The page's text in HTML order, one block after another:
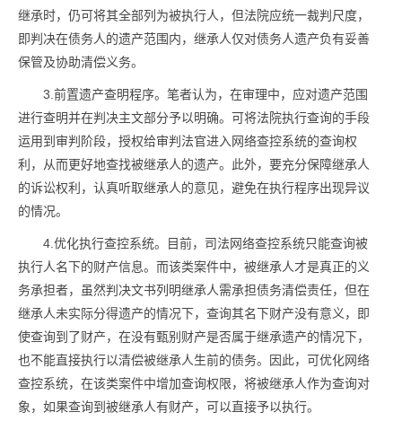
继承时，仍可将其全部列为被执行人，但法院应统一裁判尺度，
即判决在债务人的遗产范围内，继承人仅对债务人遗产负有妥善
保管及协助清偿义务。
3.前置遗产查明程序。笔者认为，在审理中，应对遗产范围
进行查明并在判决主文部分予以明确。可将法院执行查询的手段
运用到审判阶段，授权给审判法官进入网络查控系统的查询权
利，从而更好地查找被继承人的遗产。此外，要充分保障继承人
的诉讼权利，认真听取继承人的意见，避免在执行程序出现异议
的情况。
4.优化执行查控系统。目前，司法网络查控系统只能查询被
执行人名下的财产信息。而该类案件中，被继承人才是真正的义
务承担者，虽然判决文书列明继承人需承担债务清偿责任，但在
继承人未实际分得遗产的情况下，查询其名下财产没有意义，即
使查询到了财产，在没有甄别财产是否属于继承遗产的情况下，
也不能直接执行以清偿被继承人生前的债务。因此，可优化网络
查控系统，在该类案件中增加查询权限，将被继承人作为查询对
象，如果查询到被继承人有财产，可以直接予以执行。